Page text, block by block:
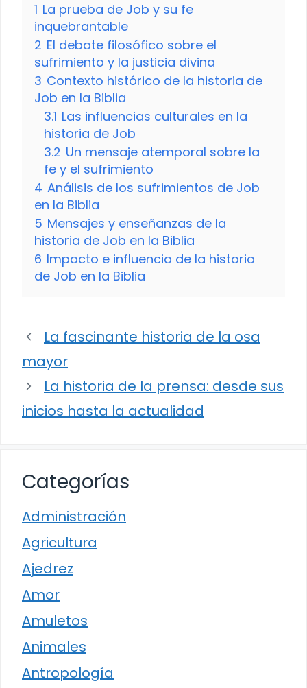
1 La prueba de Job y su fe
inquebrantable
2 El debate filosófico sobre el
sufrimiento y la justicia divina
3 Contexto histórico de la historia de
Job en la Biblia
3.1 Las influencias culturales en la
historia de Job
3.2 Un mensaje atemporal sobre la
fe y el sufrimiento
4 Análisis de los sufrimientos de Job
en la Biblia
5 Mensajes y enseñanzas de la
historia de Job en la Biblia
6 Impacto e influencia de la historia
de Job en la Biblia
La fascinante historia de la osa
mayor
La historia de la prensa: desde sus
inicios hasta la actualidad
Categorías
Administración
Agricultura
Ajedrez
Amor
Amuletos
Animales
Antropología